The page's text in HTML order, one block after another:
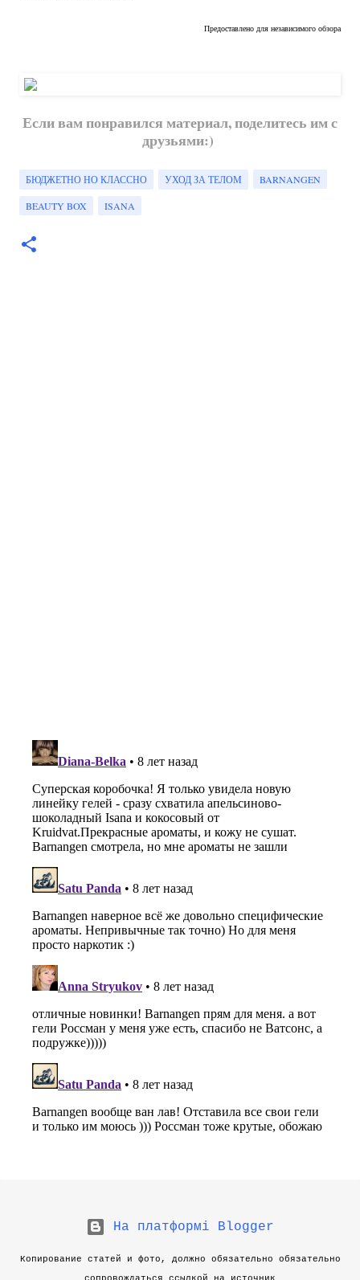
Предоставлено для независимого обзора
Если вам понравился материал, поделитесь им с
друзьями:)
БЮДЖЕТНО НО КЛАССНО УХОД ЗА ТЕЛОМ BARNANGEN
BEAUTY BOX ISANA
На платформі Blogger
Копирование статей и фото, должно обязательно обязательно